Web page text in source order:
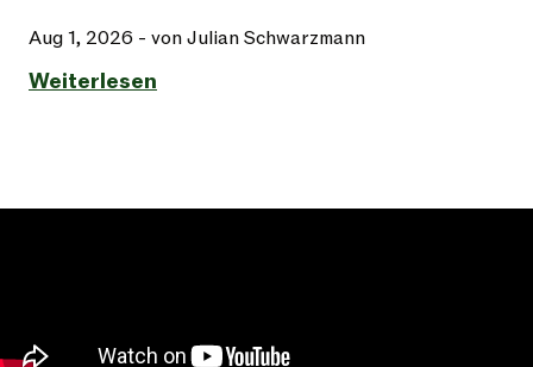
Aug 1, 2026 - von Julian Schwarzmann
Weiterlesen